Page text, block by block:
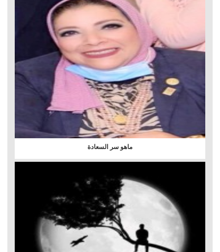
ماهو سر السعادة